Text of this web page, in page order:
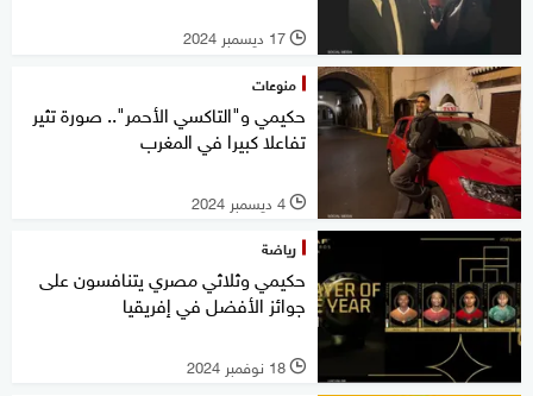
l 17 ديسمبر 2024
منوعات
حكيمي و"التاكسي الأحمر".. صورة تثير
تفاعلا كبيرا في المغرب
l 4 ديسمبر 2024
رياضة
حكيمي وثلاثي مصري يتنافسون على
جوائز الأفضل في إفريقيا
l 18 نوفمبر 2024